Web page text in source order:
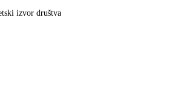
izvor društva